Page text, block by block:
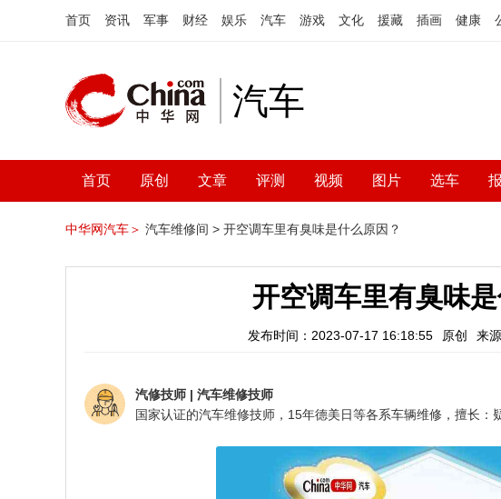
首页 资讯 军事 财经 娱乐 汽车 游戏 文化 援藏 插画 健康
汽车
首页 原创 文章 评测 视频 图片 选车
中华网汽车＞ 汽车维修间 > 开空调车里有臭味是什么原因？
开空调车里有臭味
发布时间：2023-07-17 16:18:55 原创 来
汽修技师 | 汽车维修技师